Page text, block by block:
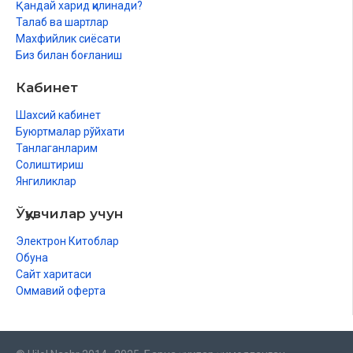
топшира оладиган бўлиши
Савдода қабз масаласи (товарга тегишли шарт)
Салам савдоси
Муробаҳа савдоси
Савдо устига савдо (макруҳ савдолар)
Кўп қасам ичмаслик (макруҳ савдолар)
Товарнинг айбини беркитиш
Ийна савдоси
Қарз
Омонат
Пора ҳақида
Ижара
Фойдаланилган адабиётлар рўйхати
Қандай харид қилинади?
Талаб ва шартлар
Махфийлик сиёсати
Биз билан боғланиш
Кабинет
Шахсий кабинет
Буюртмалар рўйхати
Танлаганларим
Солиштириш
Янгиликлар
Ўқувчилар учун
Электрон Китоблар
Обуна
Сайт харитаси
Оммавий оферта